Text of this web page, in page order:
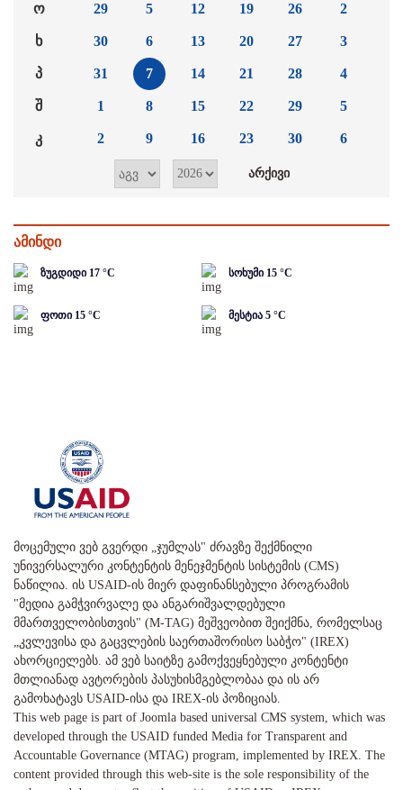
ო
ხ
პ
შ
კ
29
30
31
1
2
5
6
7
8
9
12
13
14
15
16
19
20
21
22
23
26
27
28
29
30
2
3
4
5
6
ამინდი
ზუგდიდი 17 °C სოხუმი 15 °C
ფოთი 15 °C მესტია 5 °C
მოცემული ვებ გვერდი „ჯუმლას" ძრავზე შექმნილი
უნივერსალური კონტენტის მენეჯმენტის სისტემის (CMS)
ნაწილია. ის USAID-ის მიერ დაფინანსებული პროგრამის
"მედია გამჭვირვალე და ანგარიშვალდებული
მმართველობისთვის" (M-TAG) მეშვეობით შეიქმნა, რომელსაც
„კვლევისა და გაცვლების საერთაშორისო საბჭო" (IREX)
ახორციელებს. ამ ვებ საიტზე გამოქვეყნებული კონტენტი
მთლიანად ავტორების პასუხისმგებლობაა და ის არ
გამოხატავს USAID-ისა და IREX-ის პოზიციას.
This web page is part of Joomla based universal CMS system, which was
developed through the USAID funded Media for Transparent and
Accountable Governance (MTAG) program, implemented by IREX. The
content provided through this web-site is the sole responsibility of the